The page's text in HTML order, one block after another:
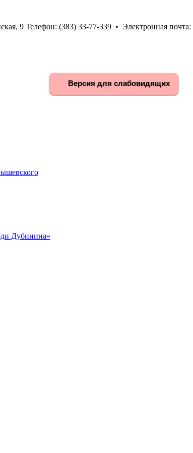
9 Телефон: (383) 33-77-339 • Электронная почта:
Версия для слабовидящих
Дубинина»